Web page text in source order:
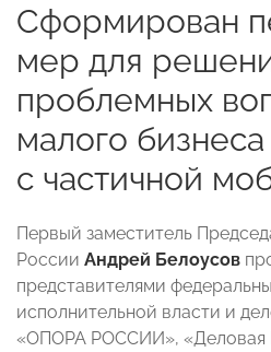
Сформирован
мер для
проблемных
малого
с частичной
Первый заместитель
России Андрей Белоусов
представителями
исполнительной власти и
«ОПОРА РОССИИ», «Деловая